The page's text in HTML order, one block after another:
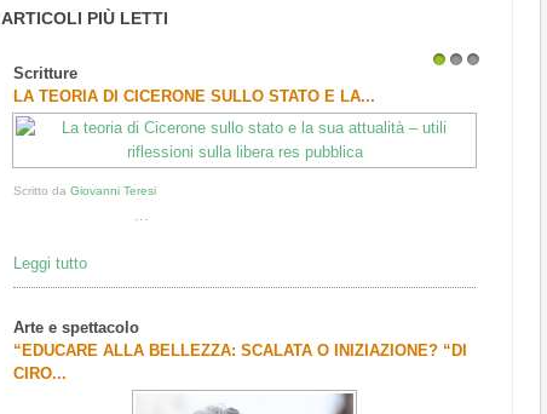
ARTICOLI PIÙ LETTI
Scritture
LA TEORIA DI CICERONE SULLO STATO E LA...
Scritto daGiovanni Teresi
...
Leggi tutto
Arte e spettacolo
“EDUCARE ALLA BELLEZZA: SCALATA O INIZIAZIONE? “DI
CIRO...